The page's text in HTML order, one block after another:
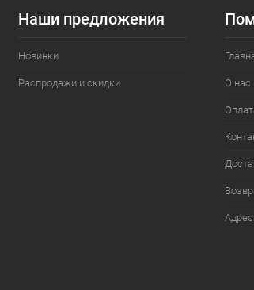
Наши предложения
Новинки
Распродажи и скидки О нас